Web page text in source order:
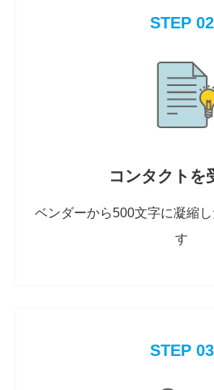
STEP 02
コンタクトを
ベンダーから500文字に凝縮
す
STEP 03